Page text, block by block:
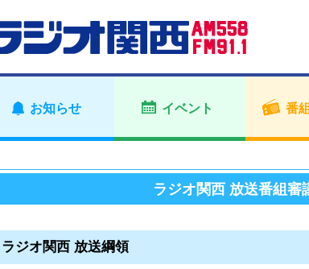
お知らせ イベント 番
ラジオ関西 放送番組審
ラジオ関西 放送綱領